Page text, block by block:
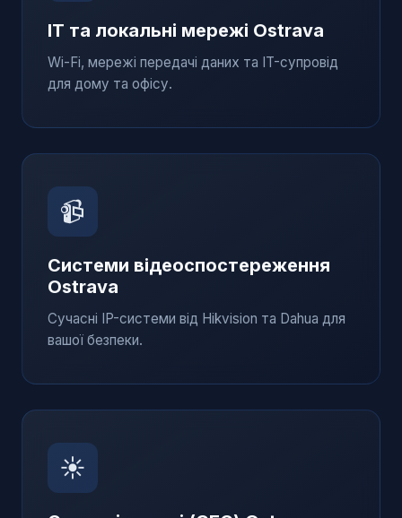
IT та локальні мережі Ostrava
Wi-Fi, мережі передачі даних та IT-супровід
для дому та офісу.
📹
Системи відеоспостереження
Ostrava
Сучасні IP-системи від Hikvision та Dahua для
вашої безпеки.
☀️